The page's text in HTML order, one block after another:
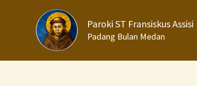
Paroki ST Fransiskus Assisi
Padang Bulan Medan